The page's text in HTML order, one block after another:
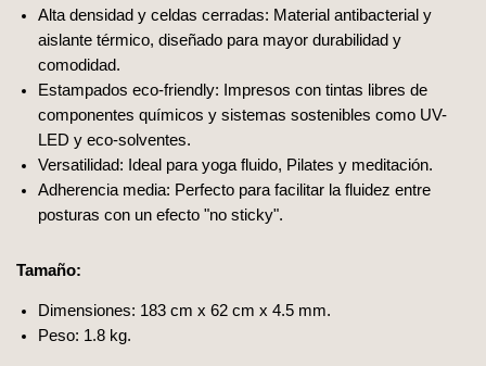
Alta densidad y celdas cerradas: Material antibacterial y
aislante térmico, diseñado para mayor durabilidad y
comodidad.
Estampados eco-friendly: Impresos con tintas libres de
componentes químicos y sistemas sostenibles como UV-
LED y eco-solventes.
Versatilidad: Ideal para yoga fluido, Pilates y meditación.
Adherencia media: Perfecto para facilitar la fluidez entre
posturas con un efecto "no sticky".
Tamaño:
Dimensiones: 183 cm x 62 cm x 4.5 mm.
Peso: 1.8 kg.